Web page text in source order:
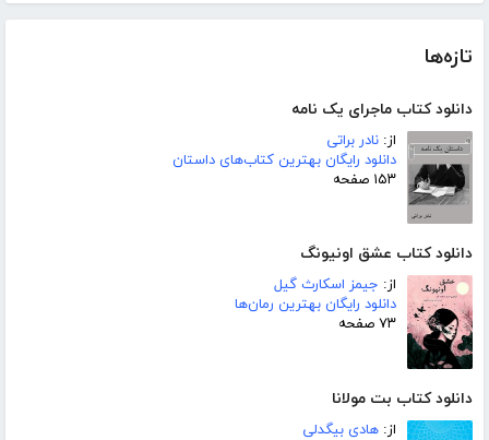
تازه‌ها
دانلود کتاب ماجرای یک نامه
از: نادر براتی
دانلود رایگان بهترین کتاب‌های داستان
۱۵۳ صفحه
دانلود کتاب عشق اونیونگ
از: جیمز اسکارث گیل
دانلود رایگان بهترین رمان‌ها
۷۳ صفحه
دانلود کتاب بت مولانا
از: هادی بیگدلی